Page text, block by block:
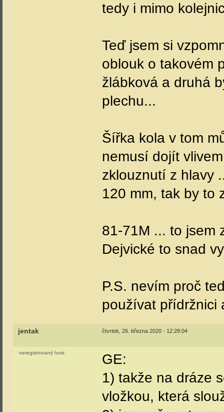
tedy i mimo
Teď jsem si
oblouk o takovém
žlábková a druhá
plechu...
Šířka kola v tom
nemusí dojít
zklouznutí z hlavy
120 mm, tak by to
81-71M ... to jsem
Dejvické to snad
P.S. nevím proč
používat přídržnici
jentak čtvrtek, 26. března 2020 - 12:28:04
neregistrovaný host
GE:
1) takže na dráze
vložkou, která